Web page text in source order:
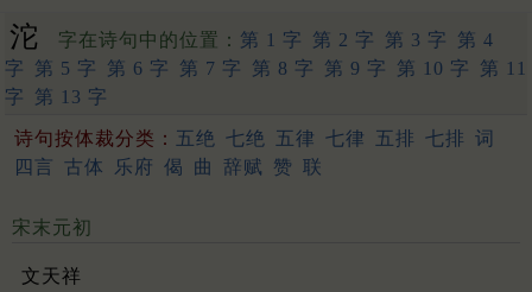
沱 字在诗句中的位置： 第 1 字 第 2 字 第 3 字
第 4
字
第 5 字 第 6 字 第 7 字 第 8 字 第 9 字 第 10 字
第 11
字
第 13 字
诗句按体裁分类： 五绝 七绝 五律 七律 五排 七排 词
四言 古体 乐府 偈 曲 辞赋 赞 联
宋末元初
文天祥